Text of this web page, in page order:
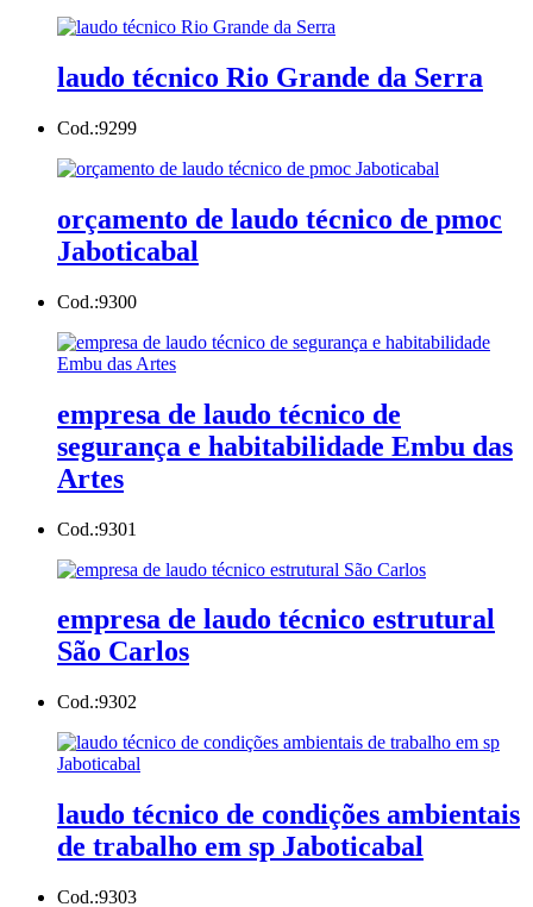
laudo técnico Rio Grande da Serra
Cod.:9299
orçamento de laudo técnico de pmoc
Jaboticabal
Cod.:9300
empresa de laudo técnico de
segurança e habitabilidade Embu das
Artes
Cod.:9301
empresa de laudo técnico estrutural
São Carlos
Cod.:9302
laudo técnico de condições ambientais
de trabalho em sp Jaboticabal
Cod.:9303